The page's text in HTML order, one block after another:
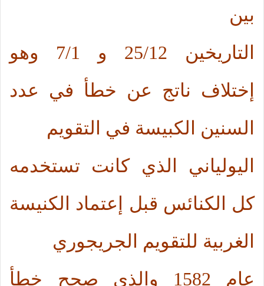
بين
التاريخين 25/12 و 7/1 وهو
إختلاف ناتج عن خطأ في عدد
السنين الكبيسة في التقويم
اليولياني الذي كانت تستخدمه
كل الكنائس قبل إعتماد الكنيسة
الغربية للتقويم الجريجوري
عام 1582 والذي صحح خطأ